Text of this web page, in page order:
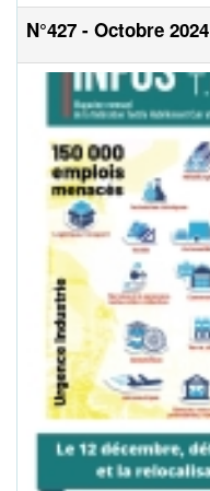
N°427 - Octobre 2024